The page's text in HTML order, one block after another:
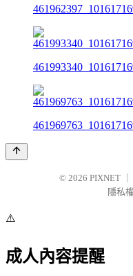
© 2026 PIXNET
隱私
⚠️
成人內容提醒